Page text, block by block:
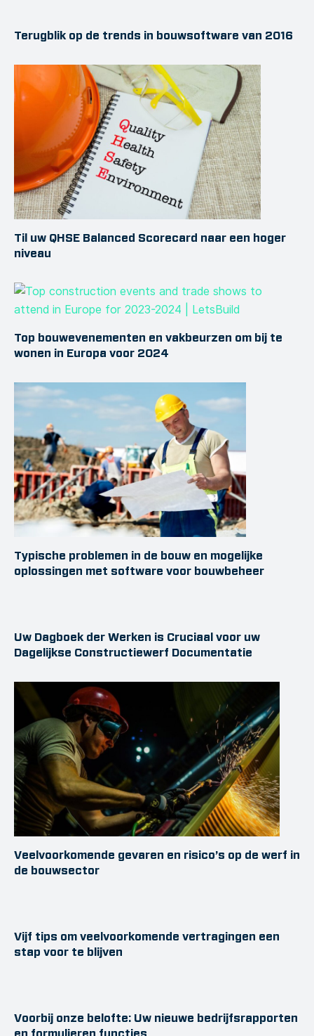
Terugblik op de trends in bouwsoftware van 2016
Til uw QHSE Balanced Scorecard naar een hoger
niveau
Top bouwevenementen en vakbeurzen om bij te
wonen in Europa voor 2024
Typische problemen in de bouw en mogelijke
oplossingen met software voor bouwbeheer
Uw Dagboek der Werken is Cruciaal voor uw
Dagelijkse Constructiewerf Documentatie
Veelvoorkomende gevaren en risico’s op de werf in
de bouwsector
Vijf tips om veelvoorkomende vertragingen een
stap voor te blijven
Voorbij onze belofte: Uw nieuwe bedrijfsrapporten